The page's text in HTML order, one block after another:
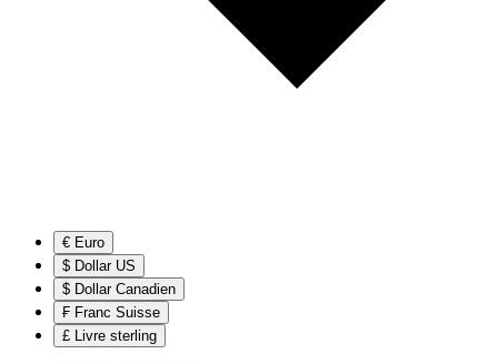
€ Euro
$ Dollar US
$ Dollar Canadien
₣ Franc Suisse
£ Livre sterling